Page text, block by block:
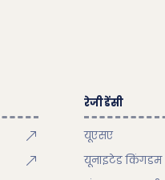
रेजीडेंसी
यूएसए
यूनाइटेड किंगडम